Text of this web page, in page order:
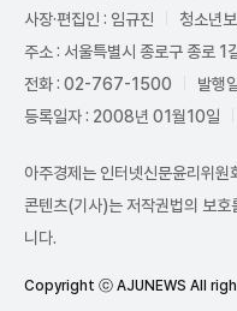
사장·편집인 : 임규진
청소년
주소 : 서울특별시 종로구 종로
전화 : 02-767-1500
발행
등록일자 : 2008년 01월10일
아주경제는 인터넷신문윤리위
콘텐츠(기사)는 저작권법의 보
니다.
Copyright ⓒ AJUNEWS All